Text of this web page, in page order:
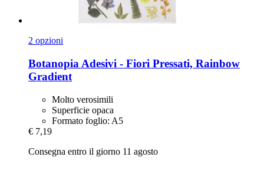
2 opzioni
Botanopia Adesivi -​ Fiori Pressati, Rainbow
Gradient
Molto verosimili
Superficie opaca
Formato foglio: A5
€ 7,19
Consegna entro il giorno 11 agosto